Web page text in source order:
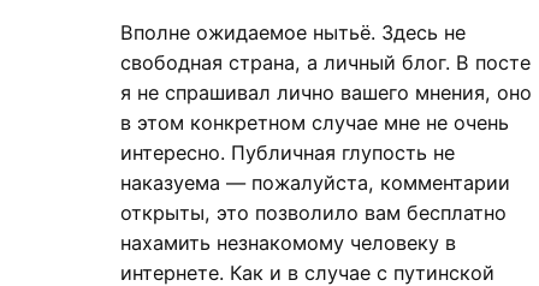
Вполне ожидаемое нытьё. Здесь не
свободная страна, а личный блог. В посте
я не спрашивал лично вашего мнения, оно
в этом конкретном случае мне не очень
интересно. Публичная глупость не
наказуема — пожалуйста, комментарии
открыты, это позволило вам бесплатно
нахамить незнакомому человеку в
интернете. Как и в случае с путинской